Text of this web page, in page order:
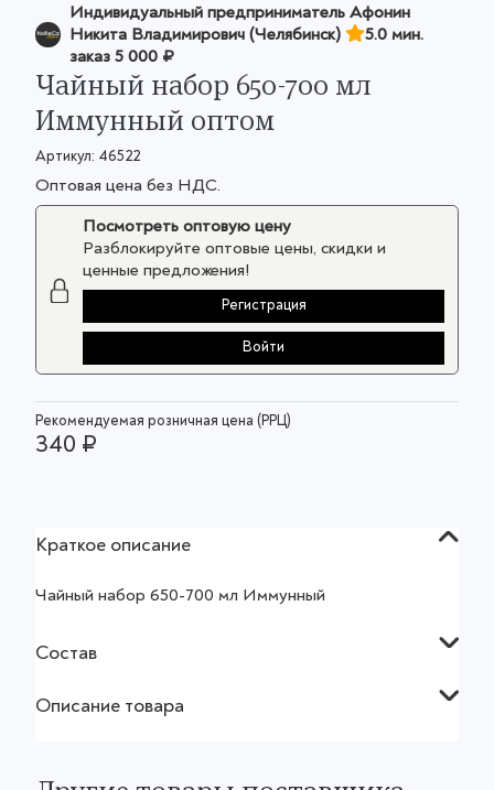
Индивидуальный предприниматель Афонин
Никита Владимирович (Челябинск)
5.0 мин.
заказ 5 000 ₽
Чайный набор 650-700 мл
Иммунный оптом
Артикул: 46522
Оптовая цена без НДС.
Посмотреть оптовую цену
Разблокируйте оптовые цены, скидки и
ценные предложения!
Регистрация
Войти
Рекомендуемая розничная цена (РРЦ)
340 ₽
Краткое описание
Чайный набор 650-700 мл Иммунный
Состав
Описание товара